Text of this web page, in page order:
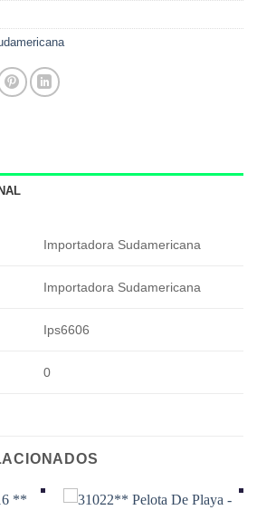
Importadora Sudamericana
Importadora Sudamericana
Ips6606
0